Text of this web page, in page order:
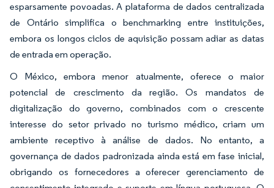
esparsamente povoadas. A plataforma de dados centralizada
de Ontário simplifica o benchmarking entre instituições,
embora os longos ciclos de aquisição possam adiar as datas
de entrada em operação.
O México, embora menor atualmente, oferece o maior
potencial de crescimento da região. Os mandatos de
digitalização do governo, combinados com o crescente
interesse do setor privado no turismo médico, criam um
ambiente receptivo à análise de dados. No entanto, a
governança de dados padronizada ainda está em fase inicial,
obrigando os fornecedores a oferecer gerenciamento de